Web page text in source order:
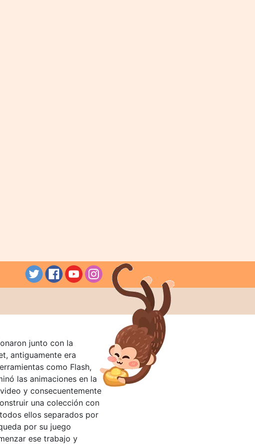
junto con la
antiguamente era
como Flash,
las animaciones en la
y consecuentemente
una colección con
ellos separados por
por su juego
ese trabajo y